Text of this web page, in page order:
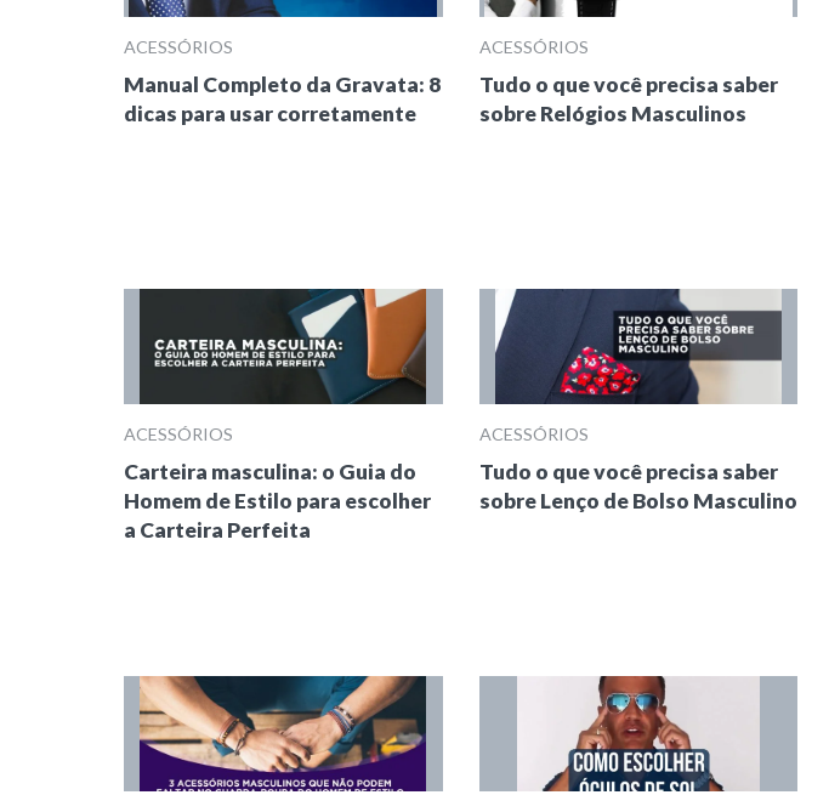
ACESSÓRIOS
Manual Completo da Gravata: 8
dicas para usar corretamente
ACESSÓRIOS
Tudo o que você precisa saber
sobre Relógios Masculinos
ACESSÓRIOS
Carteira masculina: o Guia do
Homem de Estilo para escolher
a Carteira Perfeita
ACESSÓRIOS
Tudo o que você precisa saber
sobre Lenço de Bolso Masculino